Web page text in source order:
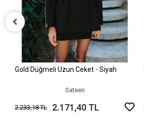
Sepete Ekle
Gold Düğmeli Uzun Ceket - Siyah
Sateen
2.233,18 TL 2.171,40 TL